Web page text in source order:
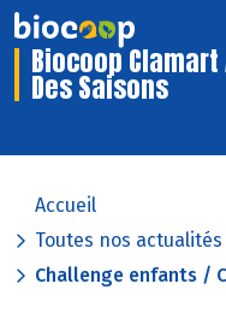
Biocoop Clamart
Des Saisons
Accueil
Toutes nos actualités
Challenge enfants /